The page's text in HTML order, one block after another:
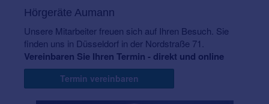
Hörgeräte Aumann
Unsere Mitarbeiter freuen sich auf Ihren Besuch. Sie
finden uns in Düsseldorf in der Nordstraße 71.
Vereinbaren Sie Ihren Termin - direkt und online
Termin vereinbaren